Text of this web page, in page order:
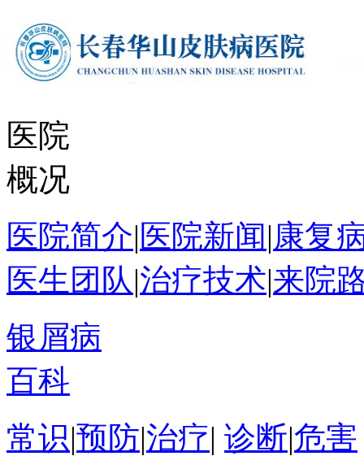
医院
概况
医院简介|医院新闻|康复
医生团队|治疗技术|来院
银屑病
百科
常识|预防|治疗| 诊断|危害